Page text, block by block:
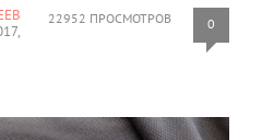
22952 ПРОСМОТРОВ 0